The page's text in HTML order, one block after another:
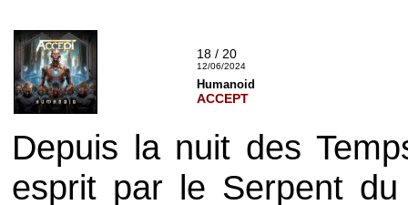
18 / 20
12/06/2024
Humanoid
ACCEPT
Depuis la nuit des
esprit par le Serpent du